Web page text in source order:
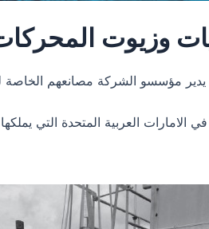
وزيوت
يدير مؤسسو الشركة مصانعهم الخاصة
الامارات العربية المتحدة التي